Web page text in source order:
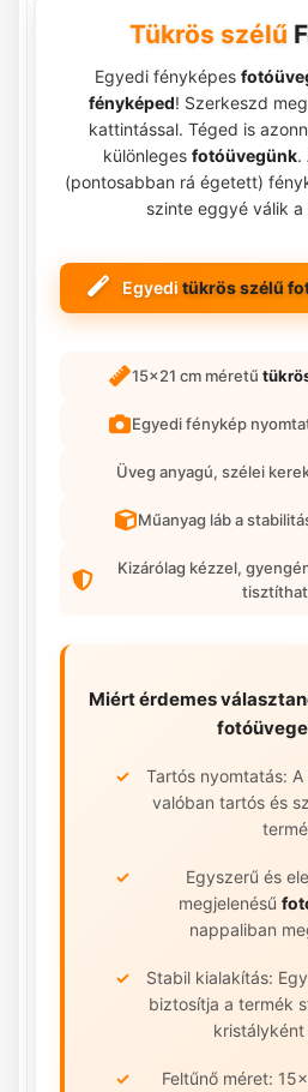
Tükrös szélű
Egyedi fényképes
fényképed! Szerkeszd
kattintással. Téged is
különleges fotóüvegünk.
(pontosabban rá égetett)
szinte eggyé válik a
Egyedi tükrös szélű
15x21 cm méretű
Egyedi fénykép
Üveg anyagú, szélei
Műanyag láb a
Kizárólag kézzel,
Miért érdemes
Tartós nyomtatás:
valóban tartós és
Egyszerű és
megjelenésű
nappaliban
Stabil kialakítás:
biztosítja a termék
Feltűnő méret: